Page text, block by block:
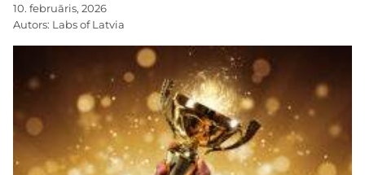
10. februāris, 2026
Autors: Labs of Latvia